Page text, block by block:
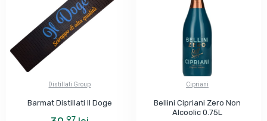
Distillati Group
Barmat Distillati Il Doge
97
Cipriani
Bellini Cipriani Zero Non
Alcoolic 0.75L